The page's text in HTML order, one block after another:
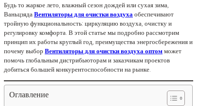
Будь то жаркое лето, влажный сезон дождей или сухая зима,
ВаньцзядаВентиляторы для очистки воздухаобеспечивают
тройную функциональность: циркуляцию воздуха, очистку и
регулировку комфорта. В этой статье мы подробно рассмотрим
принцип их работы круглый год, преимущества энергосбережения и
почему выбор Вентиляторы для очистки воздуха оптомможет
помочь глобальным дистрибьюторам и заказчикам проектов
добиться большей конкурентоспособности на рынке.
Оглавление